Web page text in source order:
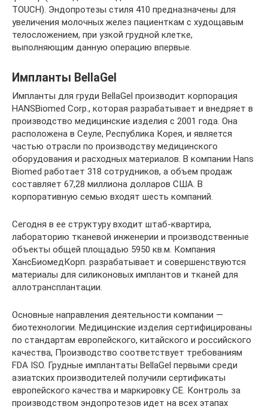
TOUCH). Эндопротезы стиля 410 предназначены для
увеличения молочных желез пациенткам с худощавым
телосложением, при узкой грудной клетке,
выполняющим данную операцию впервые.
Импланты BellaGel
Импланты для груди BellaGel производит корпорация
HANSBiomed Corp., которая разрабатывает и внедряет в
производство медицинские изделия с 2001 года. Она
расположена в Сеуле, Республика Корея, и является
частью отрасли по производству медицинского
оборудования и расходных материалов. В компании Hans
Biomed работает 318 сотрудников, а объем продаж
составляет 67,28 миллиона долларов США. В
корпоративную семью входят шесть компаний.
Сегодня в ее структуру входит штаб-квартира,
лабораторию тканевой инженерии и производственные
объекты общей площадью 5950 кв.м. Компания
ХансБиомедКорп. разрабатывает и совершенствуются
материалы для силиконовых имплантов и тканей для
аллотрансплантации.
Основные направления деятельности компании —
биотехнологии. Медицинские изделия сертифицированы
по стандартам европейского, китайского и российского
качества, Производство соответствует требованиям
FDA ISO. Грудные имплантаты BellaGel первыми среди
азиатских производителей получили сертификаты
европейского качества и маркировку CE. Контроль за
производством эндопротезов идет на всех этапах